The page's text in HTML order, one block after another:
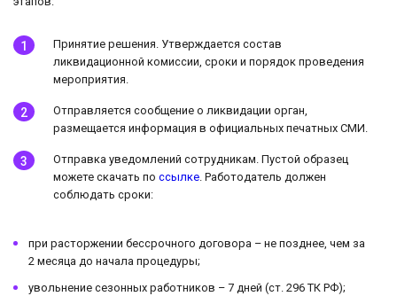
Принятие решения. Утверждается состав
ликвидационной комиссии, сроки и порядок проведения
мероприятия.
Отправляется сообщение о ликвидации орган,
размещается информация в официальных печатных СМИ.
Отправка уведомлений сотрудникам. Пустой образец
можете скачать по ссылке. Работодатель должен
соблюдать сроки:
при расторжении бессрочного договора – не позднее, чем за
2 месяца до начала процедуры;
увольнение сезонных работников – 7 дней (ст. 296 ТК РФ);